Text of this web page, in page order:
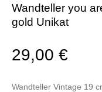
Wandteller you
gold Unikat
29,00€
Wandteller Vintage 19